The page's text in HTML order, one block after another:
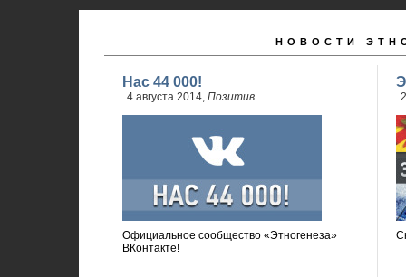
НОВОСТИ
Нас 44 000!
4 августа 2014, Позитив
Официальное сообщество «Этногенеза»
ВКонтакте!